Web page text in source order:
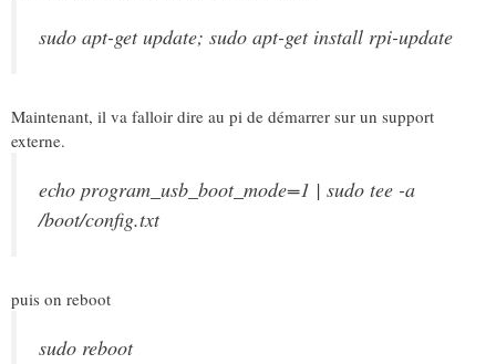
sudo apt-get update; sudo apt-get install rpi-update
Maintenant, il va falloir dire au pi de démarrer sur un support
externe.
echo program_usb_boot_mode=1 | sudo tee -a
/boot/config.txt
puis on reboot
sudo reboot